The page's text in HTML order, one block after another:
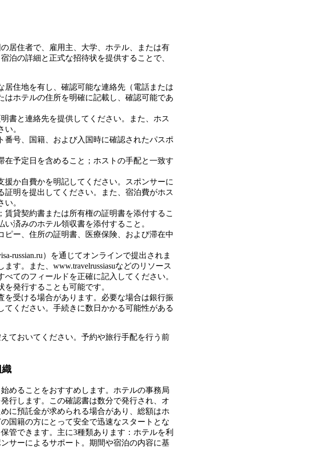
居住者で、雇用主、大学、ホテル、または有
泊の詳細と正式な招待状を提供することで、
住地を有し、確認可能な連絡先（電話または
はホテルの住所を明確に記載し、確認可能であ
書と連絡先を提供してください。また、ホス
。
号、国籍、および入国時に確認されたパスポ
予定日を含めること；ホストの手配と一致す
か自費かを明記してください。スポンサーに
明を提出してください。また、宿泊費がホス
。
貸契約書または所有権の証明書を添付するこ
済みのホテル領収書を添付すること。
ー、住所の証明書、医療保険、および滞在中
russian.ru）を通じてオンラインで提出されま
す。また、www.travelrussiasuなどのリソース
てのフィールドを正確に記入してください。
発行することも可能です。
受ける場合があります。必要な場合は銀行振
ください。手続きに数日かかる可能性がある
ておいてください。予約や旅行手配を行う前
織
めることをおすすめします。ホテルの事務局
行します。この確認書は数分で発行され、オ
に預託金が求められる場合があり、総額はホ
国籍の方にとって安全で迅速なスタートとな
管できます。主に3種類あります：ホテルを利
サーによるサポート。期間や宿泊の内容に基